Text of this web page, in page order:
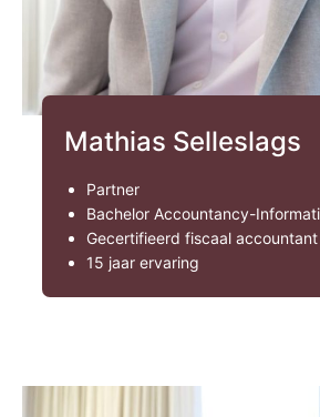
Mathias Selleslags
Partner
Bachelor Accountancy-
Gecertifieerd fiscaal accountant
15 jaar ervaring